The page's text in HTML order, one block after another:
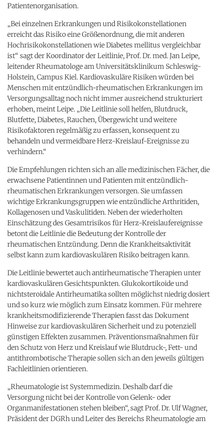
Patientenorganisation.
„Bei einzelnen Erkrankungen und Risikokonstellationen
erreicht das Risiko eine Größenordnung, die mit anderen
Hochrisikokonstellationen wie Diabetes mellitus vergleichbar
ist“ sagt der Koordinator der Leitlinie, Prof. Dr. med. Jan Leipe,
leitender Rheumatologe am Universitätsklinikum Schleswig-
Holstein, Campus Kiel. Kardiovaskuläre Risiken würden bei
Menschen mit entzündlich-rheumatischen Erkrankungen im
Versorgungsalltag noch nicht immer ausreichend strukturiert
erhoben, meint Leipe. „Die Leitlinie soll helfen, Blutdruck,
Blutfette, Diabetes, Rauchen, Übergewicht und weitere
Risikofaktoren regelmäßig zu erfassen, konsequent zu
behandeln und vermeidbare Herz-Kreislauf-Ereignisse zu
verhindern.“
Die Empfehlungen richten sich an alle medizinischen Fächer, die
erwachsene Patientinnen und Patienten mit entzündlich-
rheumatischen Erkrankungen versorgen. Sie umfassen
wichtige Erkrankungsgruppen wie entzündliche Arthritiden,
Kollagenosen und Vaskulitiden. Neben der wiederholten
Einschätzung des Gesamtrisikos für Herz-Kreislaufereignisse
betont die Leitlinie die Bedeutung der Kontrolle der
rheumatischen Entzündung. Denn die Krankheitsaktivität
selbst kann zum kardiovaskulären Risiko beitragen kann.
Die Leitlinie bewertet auch antirheumatische Therapien unter
kardiovaskulären Gesichtspunkten. Glukokortikoide und
nichtsteroidale Antirheumatika sollten möglichst niedrig dosiert
und so kurz wie möglich zum Einsatz kommen. Für mehrere
krankheitsmodifizierende Therapien fasst das Dokument
Hinweise zur kardiovaskulären Sicherheit und zu potenziell
günstigen Effekten zusammen. Präventionsmaßnahmen für
den Schutz von Herz und Kreislauf wie Blutdruck-, Fett- und
antithrombotische Therapie sollen sich an den jeweils gültigen
Fachleitlinien orientieren.
„Rheumatologie ist Systemmedizin. Deshalb darf die
Versorgung nicht bei der Kontrolle von Gelenk- oder
Organmanifestationen stehen bleiben“, sagt Prof. Dr. Ulf Wagner,
Präsident der DGRh und Leiter des Bereichs Rheumatologie am